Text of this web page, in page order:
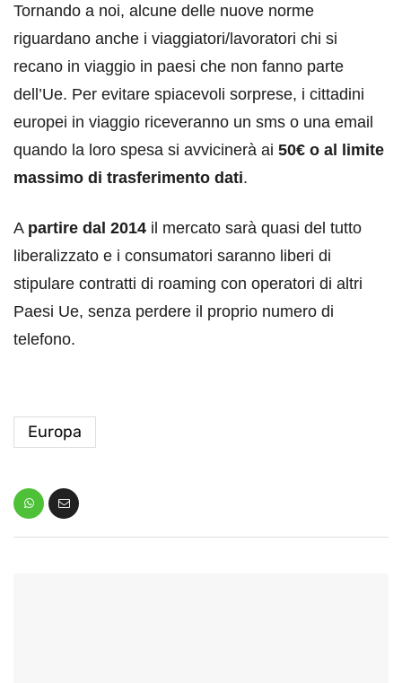
Tornando a noi, alcune delle nuove norme
riguardano anche i viaggiatori/lavoratori chi si
recano in viaggio in paesi che non fanno parte
dell’Ue. Per evitare spiacevoli sorprese, i cittadini
europei in viaggio riceveranno un sms o una email
quando la loro spesa si avvicinerà ai 50€ o al limite
massimo di trasferimento dati.
A partire dal 2014 il mercato sarà quasi del tutto
liberalizzato e i consumatori saranno liberi di
stipulare contratti di roaming con operatori di altri
Paesi Ue, senza perdere il proprio numero di
telefono.
Europa